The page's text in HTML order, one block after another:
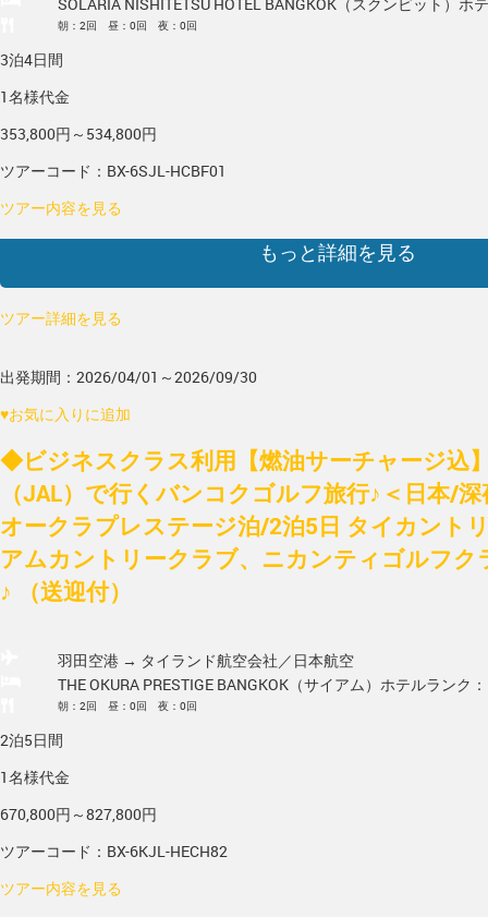
朝：2回 昼：0回 夜：0回
3泊4日間
1名様代金
353,800円～534,800円
ツアーコード：BX-6SJL-HCBF01
ツアー内容を見る
もっと詳細を見る
ツアー詳細を見る
出発期間：2026/04/01～2026/09/30
♥お気に入りに追加
◆ビジネスクラス利用【燃油サーチャージ込
（JAL）で行くバンコクゴルフ旅行♪＜日本/
オークラプレステージ泊/2泊5日 タイカント
アムカントリークラブ、ニカンティゴルフク
♪ （送迎付）
羽田空港 → タイランド航空会社／日本航空
THE OKURA PRESTIGE BANGKOK（サイアム） ホテルラン
朝：2回 昼：0回 夜：0回
2泊5日間
1名様代金
670,800円～827,800円
ツアーコード：BX-6KJL-HECH82
ツアー内容を見る